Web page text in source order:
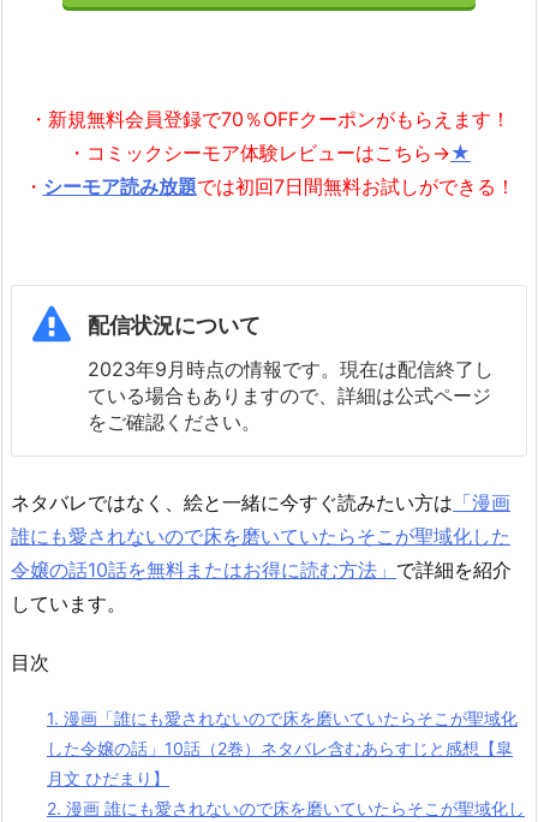
・新規無料会員登録で70％OFFクーポンがもらえます！
・コミックシーモア体験レビューはこちら→★
・ シーモア読み放題では初回7日間無料お試しができる！
配信状況について
2023年9月時点の情報です。現在は配信終了し
ている場合もありますので、詳細は公式ページ
をご確認ください。
ネタバレではなく、絵と一緒に今すぐ読みたい方は 「漫画
誰にも愛されないので床を磨いていたらそこが聖域化した
令嬢の話10話を無料またはお得に読む方法」 で詳細を紹介
しています。
目次
1. 漫画「誰にも愛されないので床を磨いていたらそこが聖域化
した令嬢の話」10話（2巻）ネタバレ含むあらすじと感想【皐
月文 ひだまり】
2. 漫画 誰にも愛されないので床を磨いていたらそこが聖域化し